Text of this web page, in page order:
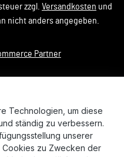
zzgl. Versandkosten und
nicht anders angegeben.
Partner
Technologien, um diese
ständig zu verbessern.
unserer
zu Zwecken der